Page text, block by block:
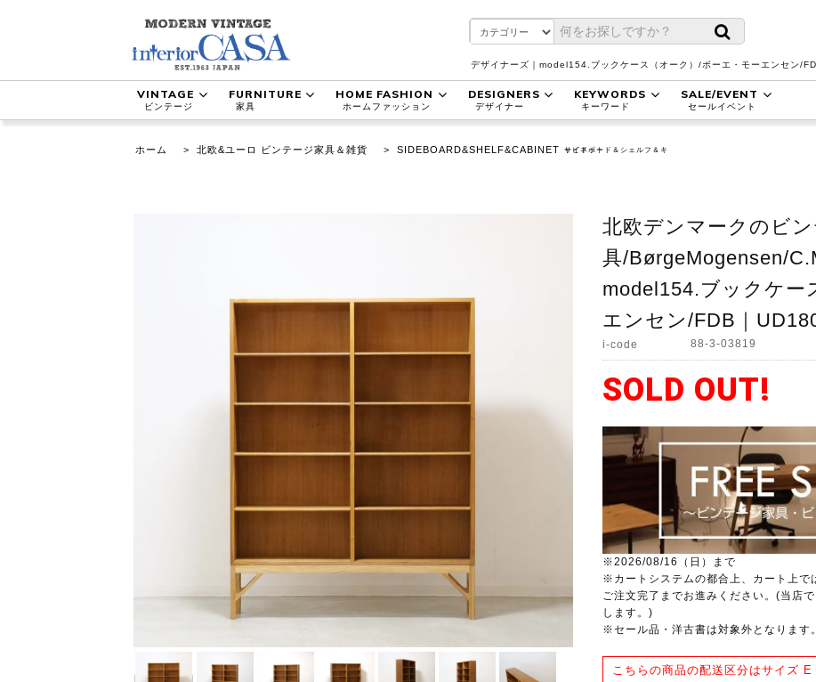
デザイナーズ｜model154.ブックケース（オーク）/ボーエ・モーエンセン/
VINTAGE
ビンテージ
FURNITURE
家具
HOME FASHION
ホームファッション
DESIGNERS
デザイナー
KEYWORDS
キーワード
SALE/EVENT
セールイベント
ホーム > 北欧&ユーロ ビンテージ家具＆雑貨 > SIDEBOARD&SHELF&CABINET サイドボード＆シェルフ＆キャビネット
北欧デンマークのビ
具/BørgeMogensen/
model154.ブックケー
エンセン/FDB｜
i-code 88-3-03819
SOLD OUT!
※2026/08/16（日）まで
※カートシステムの都合上、カート上で
ご注文完了までお進みください。(当店
します。)
※セール品・洋古書は対象外となります。
こちらの商品の配送区分はサイズ E